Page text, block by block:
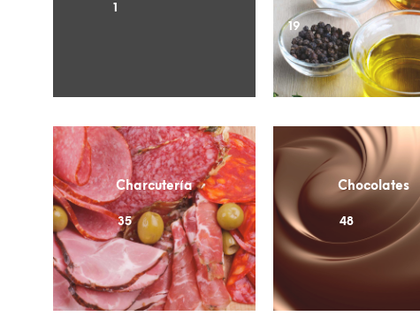
19
Charcutería
35
Chocolates
48